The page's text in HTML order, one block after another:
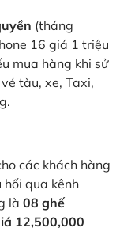
(tháng
16 giá 1 triệu
mua hàng khi sử
tàu, xe, Taxi,
các khách hàng
hối qua kênh
là 08 ghế
12,500,000